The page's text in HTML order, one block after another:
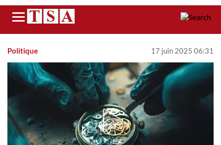
Menu
Politique 17 juin 2025 06:31